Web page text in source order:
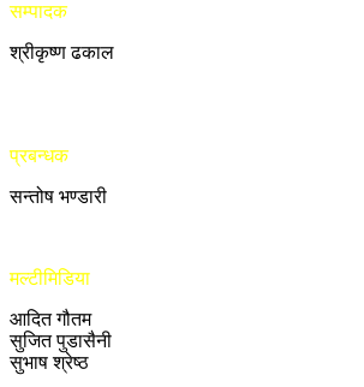
सम्पादक
श्रीकृष्ण ढकाल
प्रबन्धक
सन्तोष भण्डारी
मल्टीमिडिया
आदित गौतम
सुजित पुडासैनी
सुभाष श्रेष्ठ